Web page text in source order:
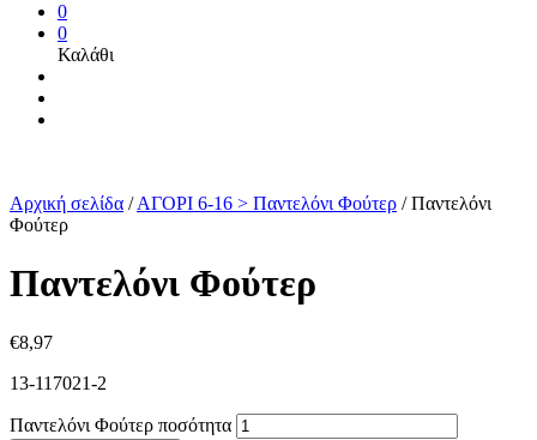
0
0
Καλάθι
Αρχική σελίδα / ΑΓΟΡΙ 6-16 > Παντελόνι Φούτερ /Παντελόνι
Φούτερ
Παντελόνι Φούτερ
€8,97
13-117021-2
Παντελόνι Φούτερ ποσότητα